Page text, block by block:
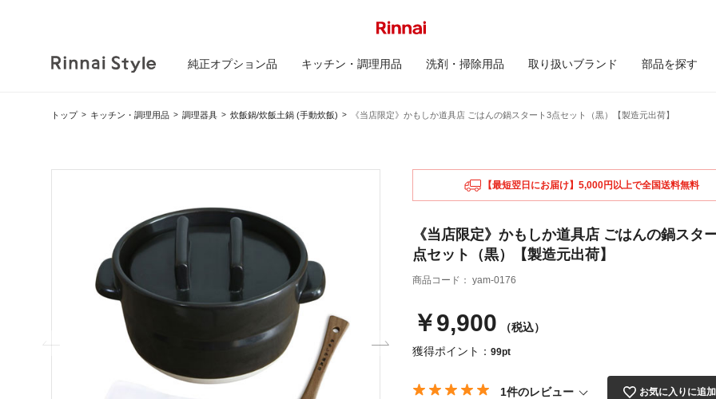
純正オプション品 キッチン・調理用品 洗剤・掃除用品 取り扱いブランド 部品を探す
トップ キッチン・調理用品 調理器具 炊飯鍋/炊飯土鍋 (手動炊飯) 《当店限定》かもしか道具店 ごはんの鍋スタート3点セット（黒）【製造元出荷】
【最短翌日にお届け】5,000円以上で全国送料無料
《当店限定》かもしか道具店 ごはんの鍋スタ
点セット（黒）【製造元出荷】
商品コード： yam-0176
￥9,900 （税込）
獲得ポイント： 99pt
1件のレビュー お気に入りに追